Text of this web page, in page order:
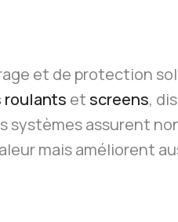
et de protection
roulants et screens,
systèmes assurent
mais améliorent